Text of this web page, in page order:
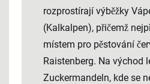
rozprostírají výběžky
(Kalkalpen), přičemž
místem pro pěstování
Raistenberg. Na východ
Zuckermandeln, kde se